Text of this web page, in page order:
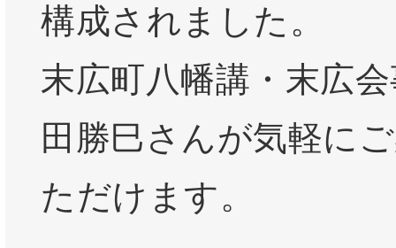
構成されました。
末広町八幡講・末広
田勝巳さんが気軽に
ただけます。